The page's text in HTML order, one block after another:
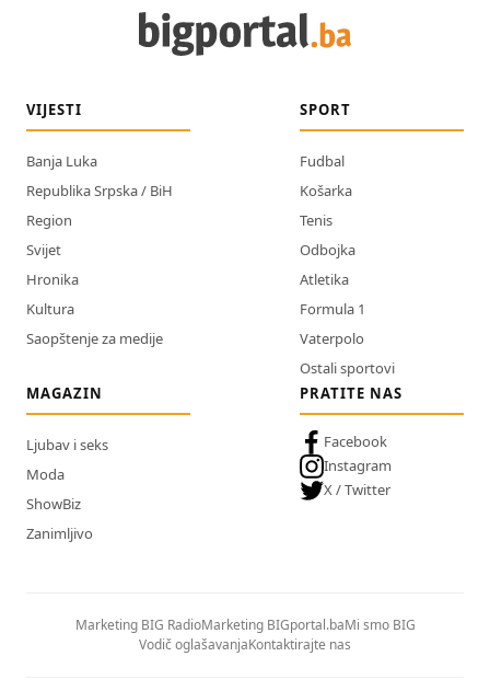
VIJESTI
Banja Luka
Republika Srpska / BiH
Region
Svijet
Hronika
Kultura
Saopštenje za medije
SPORT
Fudbal
Košarka
Tenis
Odbojka
Atletika
Formula 1
Vaterpolo
Ostali sportovi
MAGAZIN
Ljubav i seks
Moda
ShowBiz
Zanimljivo
PRATITE NAS
Facebook
Instagram
X / Twitter
Marketing BIG RadioMarketing BIGportal.baMi smo BIG
Vodič oglašavanjaKontaktirajte nas